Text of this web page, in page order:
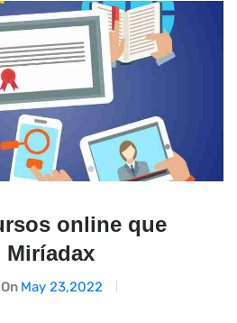
online que
Miríadax
On May 23,2022